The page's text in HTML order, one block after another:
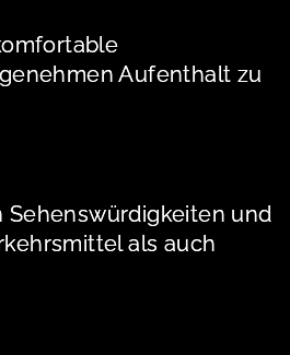
Aufenthalt zu
Sehenswürdigkeiten und
als auch